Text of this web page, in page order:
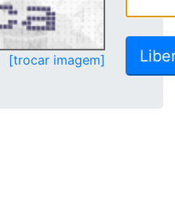
[trocar imagem]